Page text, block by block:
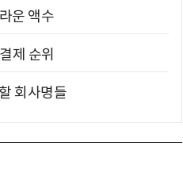
운 액수
제 순위
회사명들